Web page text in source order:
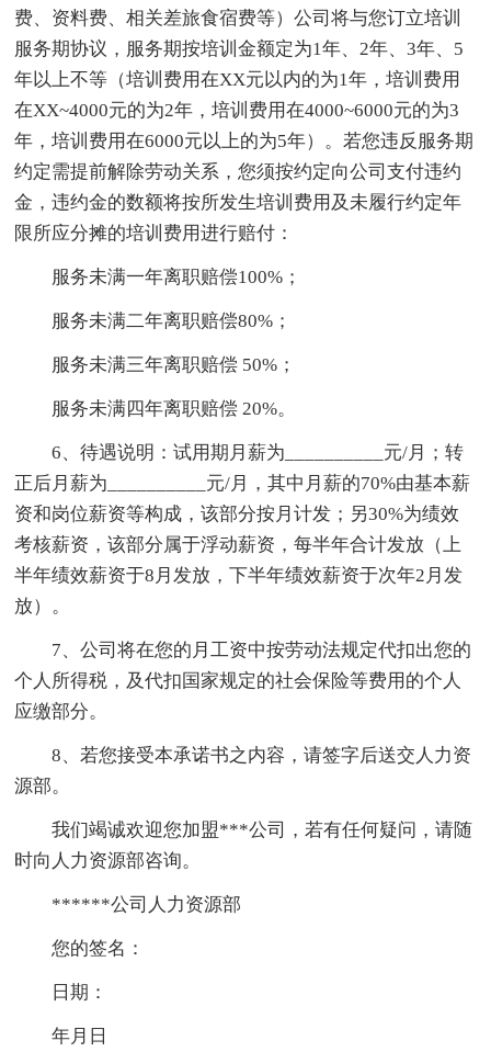
费、资料费、相关差旅食宿费等）公司将与您订立培训
服务期协议，服务期按培训金额定为1年、2年、3年、5
年以上不等（培训费用在XX元以内的为1年，培训费用
在XX~4000元的为2年，培训费用在4000~6000元的为3
年，培训费用在6000元以上的为5年）。若您违反服务期
约定需提前解除劳动关系，您须按约定向公司支付违约
金，违约金的数额将按所发生培训费用及未履行约定年
限所应分摊的培训费用进行赔付：
服务未满一年离职赔偿100%；
服务未满二年离职赔偿80%；
服务未满三年离职赔偿 50%；
服务未满四年离职赔偿 20%。
6、待遇说明：试用期月薪为__________元/月；转
正后月薪为__________元/月，其中月薪的70%由基本薪
资和岗位薪资等构成，该部分按月计发；另30%为绩效
考核薪资，该部分属于浮动薪资，每半年合计发放（上
半年绩效薪资于8月发放，下半年绩效薪资于次年2月发
放）。
7、公司将在您的月工资中按劳动法规定代扣出您的
个人所得税，及代扣国家规定的社会保险等费用的个人
应缴部分。
8、若您接受本承诺书之内容，请签字后送交人力资
源部。
我们竭诚欢迎您加盟***公司，若有任何疑问，请随
时向人力资源部咨询。
******公司人力资源部
您的签名：
日期：
年月日